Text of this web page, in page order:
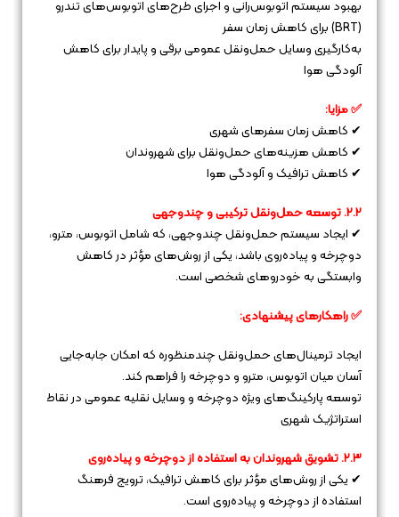
بهبود سیستم اتوبوس‌رانی و اجرای طرح‌های اتوبوس‌های تندرو
(BRT) برای کاهش زمان سفر
به‌کارگیری وسایل حمل‌ونقل عمومی برقی و پایدار برای کاهش
آلودگی هوا
✅ مزایا:
✔ کاهش زمان سفرهای شهری
✔ کاهش هزینه‌های حمل‌ونقل برای شهروندان
✔ کاهش ترافیک و آلودگی هوا
۲.۲. توسعه حمل‌ونقل ترکیبی و چندوجهی
✔ ایجاد سیستم حمل‌ونقل چندوجهی، که شامل اتوبوس، مترو،
دوچرخه و پیاده‌روی باشد، یکی از روش‌های مؤثر در کاهش
وابستگی به خودروهای شخصی است.
✅ راهکارهای پیشنهادی:
ایجاد ترمینال‌های حمل‌ونقل چندمنظوره که امکان جابه‌جایی
آسان میان اتوبوس، مترو و دوچرخه را فراهم کند.
توسعه پارکینگ‌های ویژه دوچرخه و وسایل نقلیه عمومی در نقاط
استراتژیک شهری
۲.۳. تشویق شهروندان به استفاده از دوچرخه و پیاده‌روی
✔ یکی از روش‌های مؤثر برای کاهش ترافیک، ترویج فرهنگ
استفاده از دوچرخه و پیاده‌روی است.